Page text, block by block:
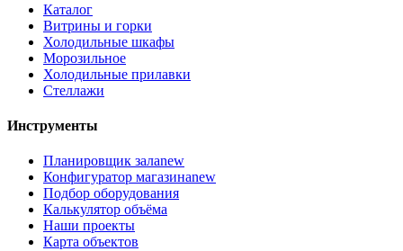
Каталог
Витрины и горки
Холодильные шкафы
Морозильное
Холодильные прилавки
Стеллажи
Инструменты
Планировщик залаnew
Конфигуратор магазинаnew
Подбор оборудования
Калькулятор объёма
Наши проекты
Карта объектов